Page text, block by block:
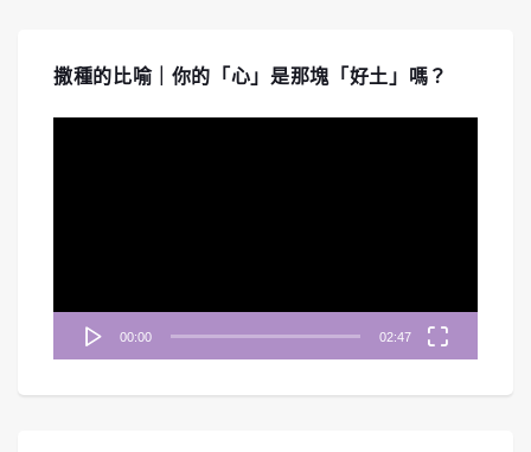
撒種的比喻｜你的「心」是那塊「好土」嗎？
00:00 02:47